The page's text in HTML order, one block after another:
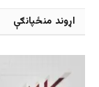
اړوند منځپانګې